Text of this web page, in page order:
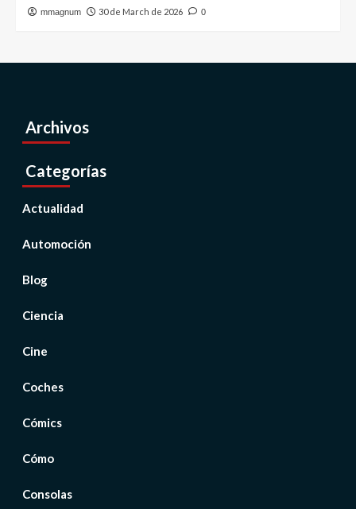
mmagnum 30 de March de 2026 0
Archivos
Categorías
Actualidad
Automoción
Blog
Ciencia
Cine
Coches
Cómics
Cómo
Consolas